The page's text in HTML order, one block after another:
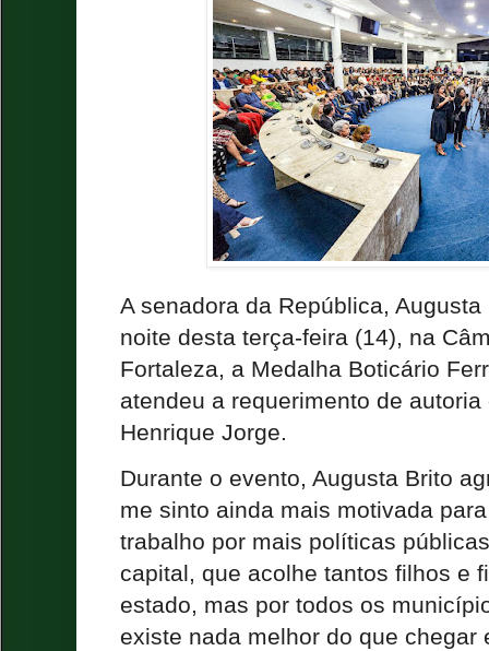
A senadora da República,
noite desta terça-feira (14), na
Fortaleza, a Medalha Boticário
atendeu a requerimento de
Henrique Jorge.
Durante o evento, Augusta Brito
me sinto ainda mais motivada
trabalho por mais políticas
capital, que acolhe tantos filhos e
estado, mas por todos os
existe nada melhor do que chegar